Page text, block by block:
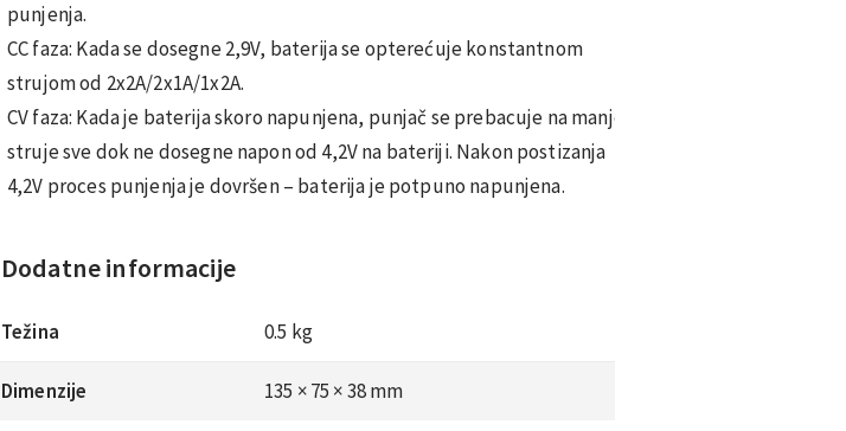
punjenja.
CC faza: Kada se dosegne 2,9V, baterija se opterećuje konstantnom
strujom od 2x2A/2x1A/1x2A.
CV faza: Kada je baterija skoro napunjena, punjač se prebacuje na manje
struje sve dok ne dosegne napon od 4,2V na bateriji. Nakon postizanja
4,2V proces punjenja je dovršen – baterija je potpuno napunjena.
Dodatne informacije
Težina 0.5 kg
Dimenzije 135 × 75 × 38 mm